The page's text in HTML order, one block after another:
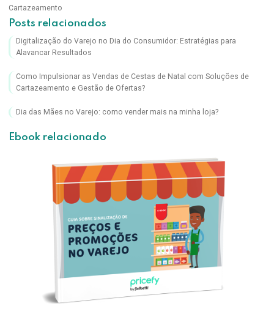
Cartazeamento
Posts relacionados
Digitalização do Varejo no Dia do Consumidor: Estratégias para
Alavancar Resultados
Como Impulsionar as Vendas de Cestas de Natal com Soluções de
Cartazeamento e Gestão de Ofertas?
Dia das Mães no Varejo: como vender mais na minha loja?
Ebook relacionado